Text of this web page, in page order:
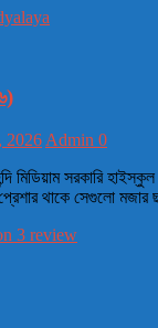
2026 Admin 0
মিডিয়াম সরকারি
থাকে সেগুলো মজার